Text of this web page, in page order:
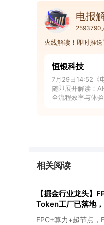
电报
2593790
火线解读！即时推
恒银科技
7月29日14:52《
随即展开解读：
全流程效率与体
相关阅读
【掘金行业龙头】
Token工厂已落地
司布局并成功研发
FPC+算力+超节点，